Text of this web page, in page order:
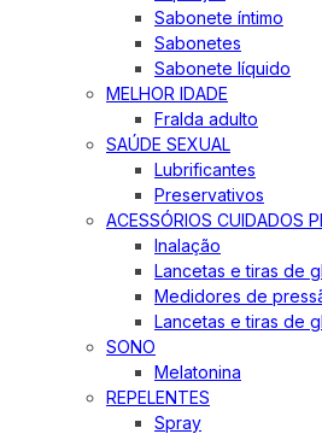
Sabonete íntimo
Sabonetes
Sabonete líquido
MELHOR IDADE
Fralda adulto
SAÚDE SEXUAL
Lubrificantes
Preservativos
ACESSÓRIOS CUIDADOS
Inalação
Lancetas e tiras de
Medidores de
Lancetas e tiras de
SONO
Melatonina
REPELENTES
Spray